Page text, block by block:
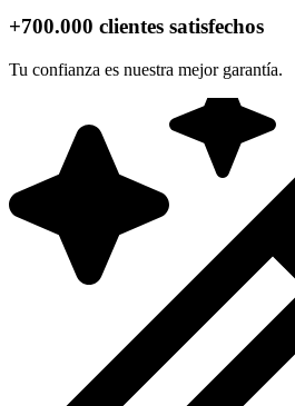
+700.000 clientes satisfechos
Tu confianza es nuestra mejor garantía.